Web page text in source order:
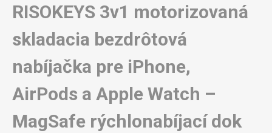
RISOKEYS 3v1 motorizovaná
skladacia bezdrôtová
nabíjačka pre iPhone,
AirPods a Apple Watch –
MagSafe rýchlonabíjací dok